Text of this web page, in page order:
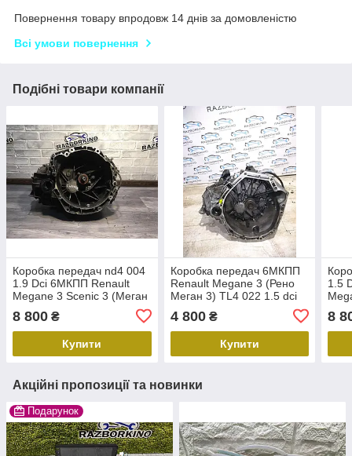
Повернення товару впродовж 14 днів за домовленістю
Всі умови повернення
Подібні товари компанії
Коробка передач nd4 004
1.9 Dci 6МКПП Renault
Megane 3 Scenic 3 (Меган
8 800 ₴
Купити
Коробка передач 6МКПП
Renault Megane 3 (Рено
Меган 3) TL4 022 1.5 dci
4 800₴
Купити
1.5
8
Акційні пропозиції та новинки
Подарунок